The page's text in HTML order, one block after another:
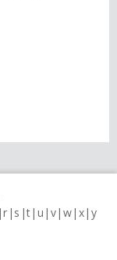
r s t u v w x y